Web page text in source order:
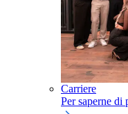
Carriere
Per saperne di